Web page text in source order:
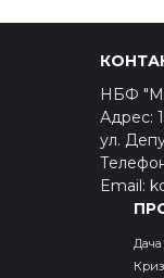
НБФ
Адрес:
ул.
Email:
Дача